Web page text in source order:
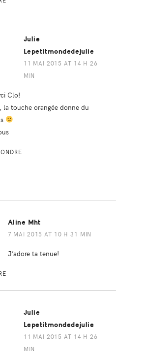
Julie
Lepetitmondedejulie
11 MAI 2015 AT 14 H 26
MIN
Clo!
la touche orangée donne du
Aline Mht
7 MAI 2015 AT 10 H 31 MIN
J’adore ta tenue!
Julie
Lepetitmondedejulie
11 MAI 2015 AT 14 H 26
MIN